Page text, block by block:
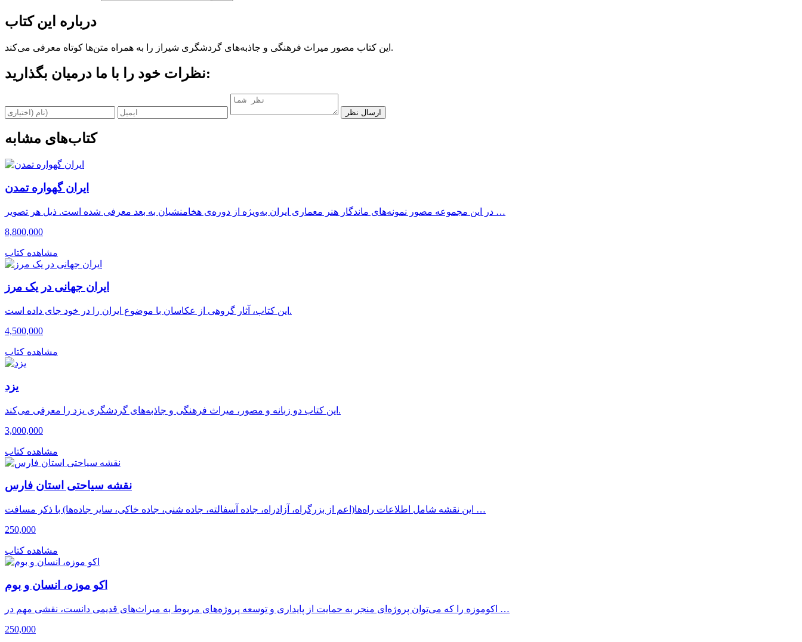
درباره این کتاب
این کتاب مصور میراث فرهنگی و جاذبه‌های گردشگری شیراز را به همراه متن‌ها کوتاه معرفی می‌کند.
نظرات خود را با ما درمیان بگذارید:
ارسال نظر
کتاب‌های مشابه
ایران گهواره تمدن
در این مجموعه مصور نمونه‌های ماندگار هنر معماری ایران به‌ویژه از دوره‌ی هخامنشیان به بعد معرفی شده است. ذیل هر تصویر …
8,800,000
مشاهده کتاب
ایران جهانی در یک مرز
این کتاب، آثار گروهی از عکاسان با موضوع ایران را در خود جای داده است.
4,500,000
مشاهده کتاب
یزد
این کتاب دو زبانه و مصور، میراث فرهنگی و جاذبه‌های گردشگری یزد را معرفی می‌کند.
3,000,000
مشاهده کتاب
نقشه سیاحتی استان فارس
این نقشه شامل اطلاعات راه‌ها(اعم از بزرگراه، آزادراه، جاده آسفالته، جاده شنی، جاده خاکی، سایر جاده‌ها) با ذکر مسافت …
250,000
مشاهده کتاب
اکو موزه، انسان و بوم
اکوموزه را که می‌توان پروژه‌ای منجر به حمایت از پایداری و توسعه پروژه‌های مربوط به میراث‌های قدیمی دانست، نقشی مهم در …
250,000